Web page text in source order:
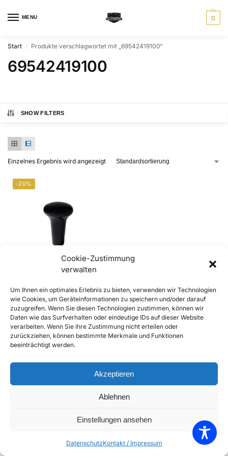
Cookie-Zustimmung
verwalten
Um Ihnen ein optimales Erlebnis zu bieten, verwenden wir Technologien
wie Cookies, um Geräteinformationen zu speichern und/oder darauf
zuzugreifen. Wenn Sie diesen Technologien zustimmen, können wir
Daten wie das Surfverhalten oder eindeutige IDs auf dieser Website
verarbeiten. Wenn Sie ihre Zustimmung nicht erteilen oder
zurückziehen, können bestimmte Merkmale und Funktionen
beeinträchtigt werden.
Akzeptieren
Ablehnen
Einstellungen ansehen
DatenschutzKontakt / Impressum
MENU 0
Start / Produkte verschlagwortet mit „69542419100“
69542419100
SHOW FILTERS
Einzelnes Ergebnis wird angezeigt
-20%
356 B und C Schaltknopf,
Schaltknauf schwarz
€99,90 €79,90 inkl. Mwst
Enthält 20% Mwst
zzgl.Versand
Lieferzeit: Sofort lieferbar
In den Warenkorb
Einzelnes Ergebnis wird angezeigt